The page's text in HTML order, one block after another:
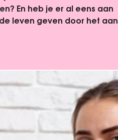
En heb je er al eens aan
leven geven door het aan